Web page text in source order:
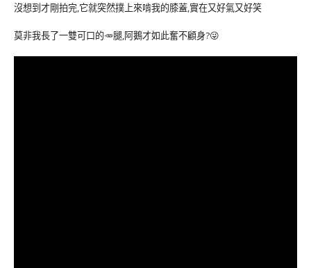
沒想到才剛拍完,它就突然撲上來啃我的膝蓋,實在又好氣又好笑
莫非我長了一雙可口的🥕腿,阿鵝才如此奮不顧身?😜